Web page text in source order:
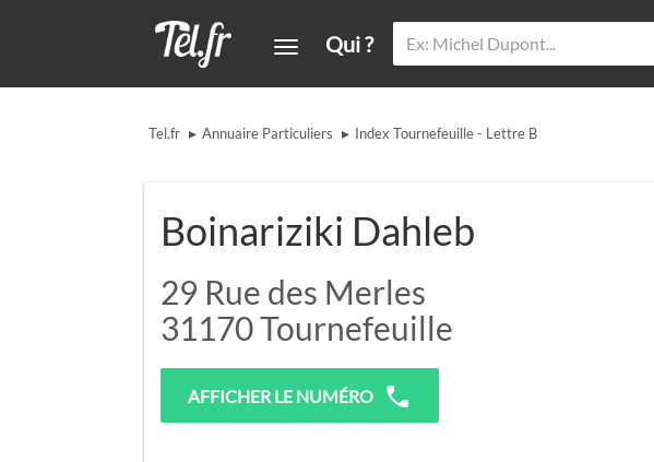
Qui ?
Tel.fr ▸ Annuaire Particuliers ▸ Index Tournefeuille - Lettre B
Boinariziki Dahleb
29 Rue des Merles
31170Tournefeuille
AFFICHER LE NUMÉRO